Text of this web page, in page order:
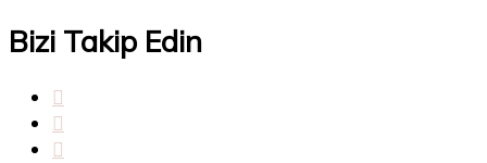
Bizi Takip Edin